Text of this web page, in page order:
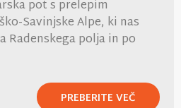
pot s prelepim
Savinjske Alpe, ki nas
Radenskega polja in po
PREBERITE VEČ